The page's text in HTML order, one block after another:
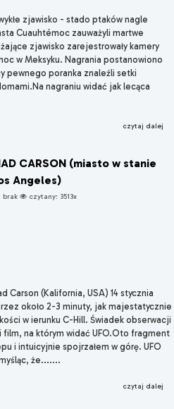
zjawisko - stado ptaków nagle
Cuauhtémoc zauważyli martwe
zjawisko zarejestrowały kamery
w Meksyku. Nagrania postanowiono
pewnego poranka znaleźli setki
nagraniu widać jak lecąca
czytaj dalej
CARSON (miasto w stanie
Angeles)
brak czytany: 3513x
Carson (Kalifornia, USA) 14 stycznia
około 2-3 minuty, jak majestatycznie
w ierunku C-Hill. Świadek obserwacji
film, na którym widać UFO.Oto fragment
i intuicyjnie spojrzałem w górę. UFO
że.......
czytaj dalej